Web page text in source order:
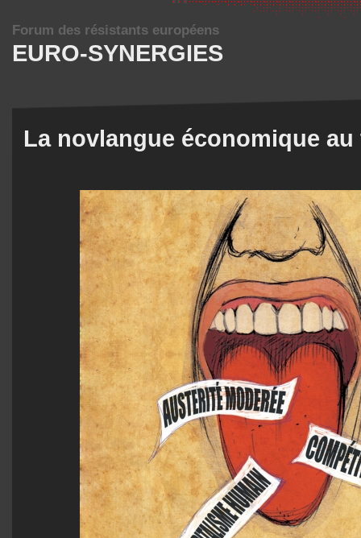
EURO-SYNERGIES
Forum des résistants européens
La novlangue économique